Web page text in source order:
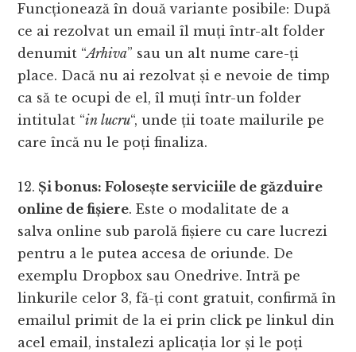
Funcționează în două variante posibile: După
ce ai rezolvat un email îl muți într-alt folder
denumit “Arhiva” sau un alt nume care-ți
place. Dacă nu ai rezolvat și e nevoie de timp
ca să te ocupi de el, îl muți într-un folder
intitulat “in lucru“, unde ții toate mailurile pe
care încă nu le poți finaliza.
12. Și bonus: Folosește serviciile de găzduire
online de fișiere. Este o modalitate de a
salva online sub parolă fișiere cu care lucrezi
pentru a le putea accesa de oriunde. De
exemplu Dropbox sau Onedrive. Intră pe
linkurile celor 3, fă-ți cont gratuit, confirmă în
emailul primit de la ei prin click pe linkul din
acel email, instalezi aplicația lor și le poți